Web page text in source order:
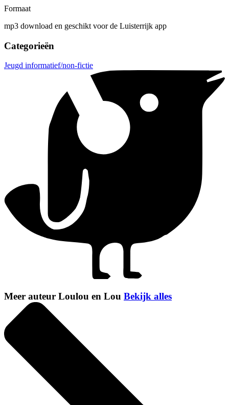
Formaat
mp3 download en geschikt voor de Luisterrijk app
Categorieën
Jeugd informatief/non-fictie
Meer auteur Loulou en Lou Bekijk alles